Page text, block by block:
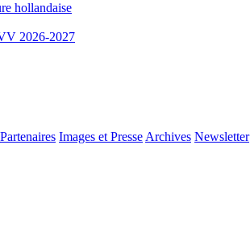
hollandaise
2026-2027
Partenaires Images et Presse Archives Newsletter